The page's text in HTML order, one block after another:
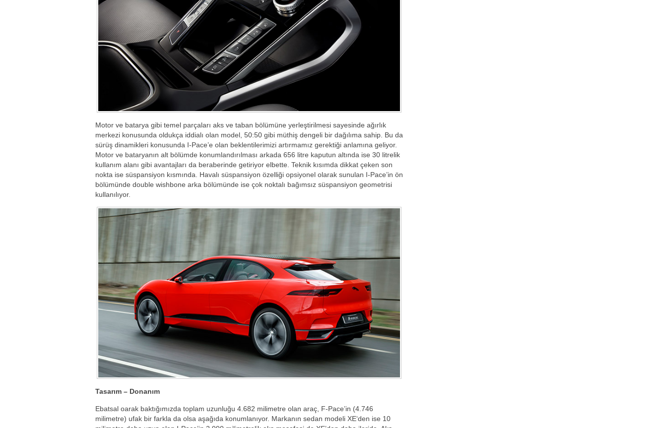
Motor ve batarya gibi temel parçaları aks ve taban bölümüne yerleştirilmesi sayesinde ağırlık
merkezi konusunda oldukça iddialı olan model, 50:50 gibi müthiş dengeli bir dağılıma sahip. Bu da
sürüş dinamikleri konusunda I-Pace’e olan beklentilerimizi artırmamız gerektiği anlamına geliyor.
Motor ve bataryanın alt bölümde konumlandırılması arkada 656 litre kaputun altında ise 30 litrelik
kullanım alanı gibi avantajları da beraberinde getiriyor elbette. Teknik kısımda dikkat çeken son
nokta ise süspansiyon kısmında. Havalı süspansiyon özelliği opsiyonel olarak sunulan I-Pace’in ön
bölümünde double wishbone arka bölümünde ise çok noktalı bağımsız süspansiyon geometrisi
kullanılıyor.
Tasarım – Donanım
Ebatsal oarak baktığımızda toplam uzunluğu 4.682 milimetre olan araç, F-Pace’in (4.746
milimetre) ufak bir farkla da olsa aşağıda konumlanıyor. Markanın sedan modeli XE‘den ise 10